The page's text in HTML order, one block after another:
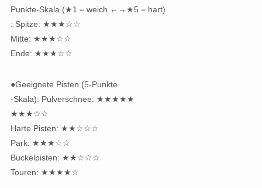
Punkte-Skala (★1 = weich ←→★5 = hart)
: Spitze: ★★★☆☆
Mitte: ★★★☆☆
Ende: ★★★☆☆
●Geeignete Pisten (5-Punkte
-Skala): Pulverschnee: ★★★★★
★★★☆☆
Harte Pisten: ★★☆☆☆
Park: ★★★☆☆
Buckelpisten: ★★☆☆☆
Touren: ★★★★☆